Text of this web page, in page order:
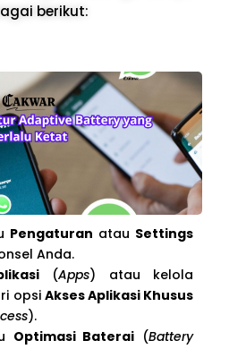
berikut:
Pengaturan atau Settings
Anda.
(Apps) atau kelola
opsi Akses Aplikasi Khusus
).
Optimasi Baterai (Battery